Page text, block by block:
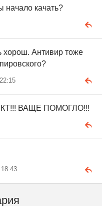
начало качать?
хорош. Антивир тоже
ВАЩЕ ПОМОГЛО!!!